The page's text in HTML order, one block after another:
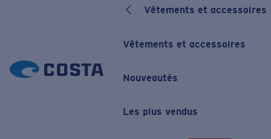
Vêtements et accessoires
Vêtements et accessoires
Nouveautés
Les plus vendus